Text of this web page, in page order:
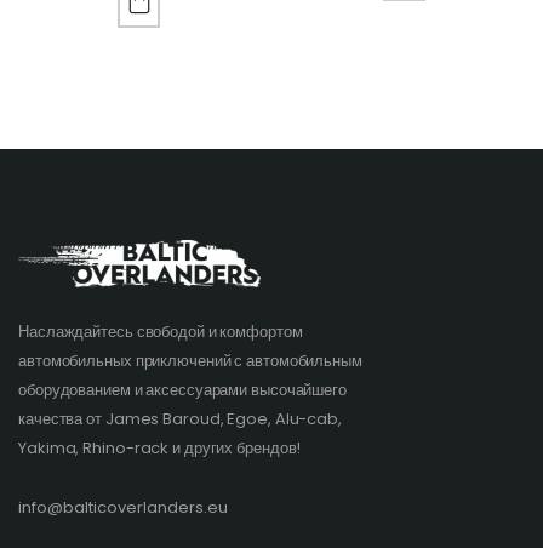
Наслаждайтесь свободой и комфортом
автомобильных приключений с автомобильным
оборудованием и аксессуарами высочайшего
качества от James Baroud, Egoe, Alu-cab,
Yakima, Rhino-rack и других брендов!​
info@balticoverlanders.eu